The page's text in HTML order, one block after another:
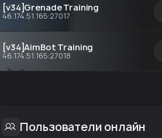
[v34]Grenade Training
46.174.51.165:27017
[v34]AimBot Training
46.174.51.165:27018
Пользователи онлайн